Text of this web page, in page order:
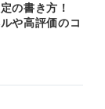
の書き方！
や高評価のコ